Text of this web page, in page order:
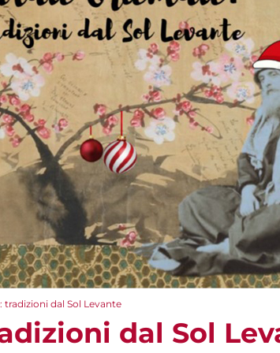
tradizioni dal Sol Levante
dal Sol